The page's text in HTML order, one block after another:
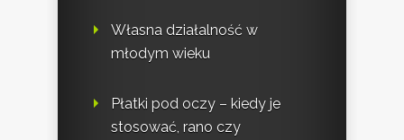
Własna działalność w
młodym wieku
Płatki pod oczy – kiedy je
stosować, rano czy